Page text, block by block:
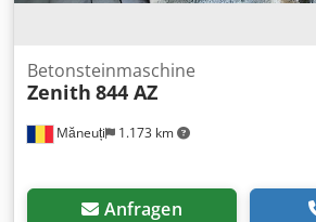
Măneuți 1.173 km
Betonsteinmaschine
Zenith 844 AZ
Anfragen